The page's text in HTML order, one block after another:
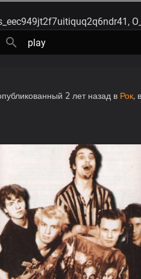
2 лет назад в Рок,